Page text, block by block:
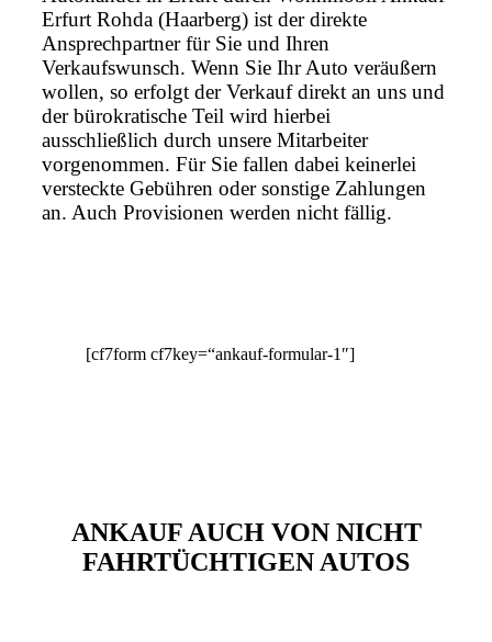
Erfurt Rohda (Haarberg) ist der direkte
Ansprechpartner für Sie und Ihren
Verkaufswunsch. Wenn Sie Ihr Auto veräußern
wollen, so erfolgt der Verkauf direkt an uns und
der bürokratische Teil wird hierbei
ausschließlich durch unsere Mitarbeiter
vorgenommen. Für Sie fallen dabei keinerlei
versteckte Gebühren oder sonstige Zahlungen
an. Auch Provisionen werden nicht fällig.
[cf7form cf7key=“ankauf-formular-1″]
ANKAUF AUCH VON NICHT
FAHRTÜCHTIGEN AUTOS